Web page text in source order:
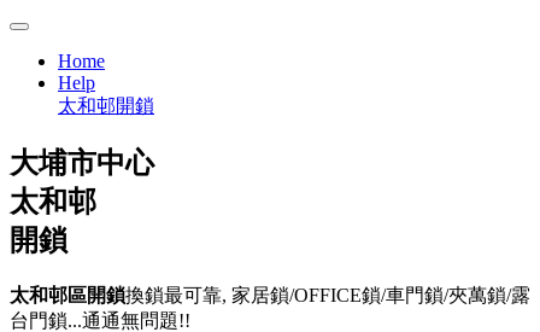
Home
Help
太和邨開鎖
大埔市中心
太和邨
開鎖
太和邨區開鎖換鎖最可靠, 家居鎖/OFFICE鎖/車門鎖/夾萬鎖/露
台門鎖...通通無問題!!